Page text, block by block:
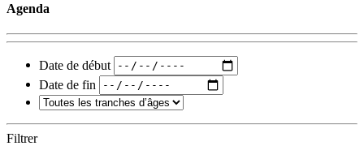
Agenda
Date de début
Date de fin
Filtrer